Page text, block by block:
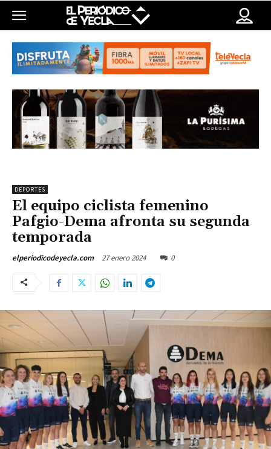
DEPORTES
El equipo ciclista femenino
Pafgio-Dema afronta su segunda
temporada
elperiodicodeyecla.com 27 enero 2024 0